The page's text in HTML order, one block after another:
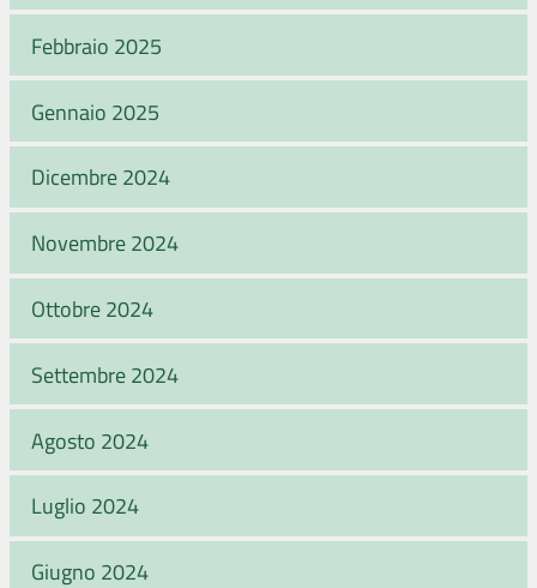
Febbraio 2025
Gennaio 2025
Dicembre 2024
Novembre 2024
Ottobre 2024
Settembre 2024
Agosto 2024
Luglio 2024
Giugno 2024